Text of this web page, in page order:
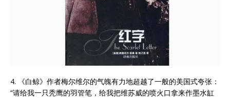
4. 《白鲸》作者梅尔维尔的气魄有力地超越了一般的美国式夸张：
“请给我一只秃鹰的羽管笔，给我把维苏威的喷火口拿来作墨水缸